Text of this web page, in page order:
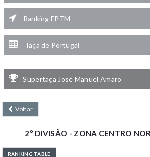
Ranking FPTM
Taça de Portugal
Supertaça José Manuel Amaro
Voltar
2º DIVISÃO - ZONA CENTRO
RANKING TABLE